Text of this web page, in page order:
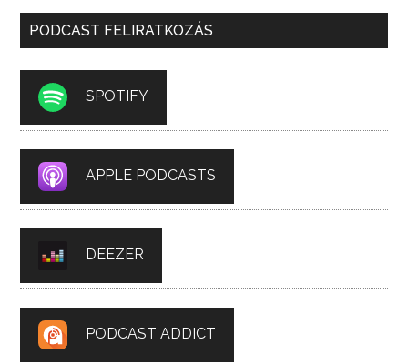
PODCAST FELIRATKOZÁS
SPOTIFY
APPLE PODCASTS
DEEZER
PODCAST ADDICT